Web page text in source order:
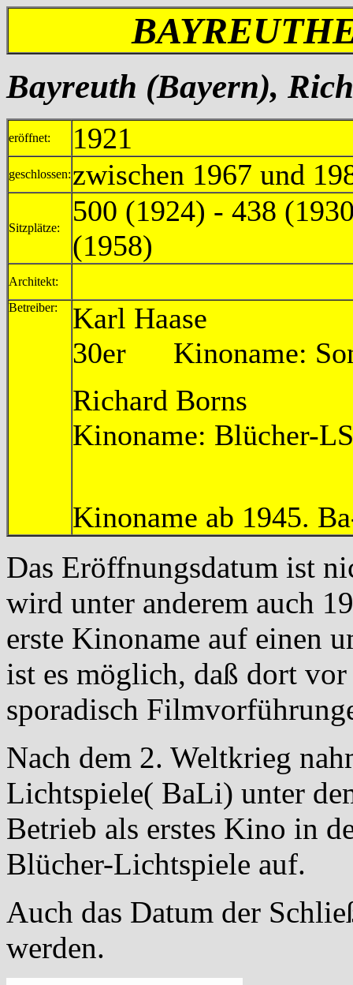
Bayreuth (Bayern),
eröffnet: 1921
geschlossen: zwischen 1967 und
Sitzplätze:
500 (1924) - 438
(1958)
Architekt:
Betreiber:
Karl Haase
30er Kinoname:
Richard
Kinoname: Blücher-LS
Kinoname ab 1945.
Das Eröffnungsdatum ist
wird unter anderem auch
erste Kinoname auf einen
ist es möglich, daß dort
sporadisch
Nach dem 2. Weltkrieg
Lichtspiele( BaLi) unter
Betrieb als erstes Kino in
Blücher-Lichtspiele auf.
Auch das Datum der
werden.